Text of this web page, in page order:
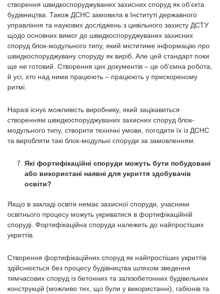
створення швидкоспоруджуваних захисних споруд як об’єкта
будівництва. Також ДСНС замовила в Інституті державного
управління та наукових досліджень з цивільного захисту ДСТУ
щодо основних вимог до швидкоспоруджуваних захисних
споруд блок-модульного типу, який міститиме інформацію про
швидкоспоруджувану споруду як виріб. Але цей стандарт поки
ще не готовий. Створення цих документів – це об’ємна робота,
й усі, хто над ними працюють – працюють у прискореному
ритмі.
Наразі існує можливість виробнику, який зацікавиться
створенням швидкоспоруджуваних захисних споруд блок-
модульного типу, створити технічні умови, погодити їх із ДСНС
та виробляти такі блок-модульні споруди за замовленням.
Які фортифікаційні споруди можуть бути побудовані
або використані наявні для укриття здобувачів
освіти?
Якщо в закладі освіти немає захисної споруди, учасники
освітнього процесу можуть укриватися в фортифікаційній
споруді. Фортифікаційна споруда належить до найпростіших
укриттів.
Створення фортифікаційних споруд як найпростіших укриттів
здійснюється без процесу будівництва шляхом зведення
тимчасових споруд із бетонних та залізобетонних будівельних
конструкцій (можливо тих, що були у використанні), габіонів та